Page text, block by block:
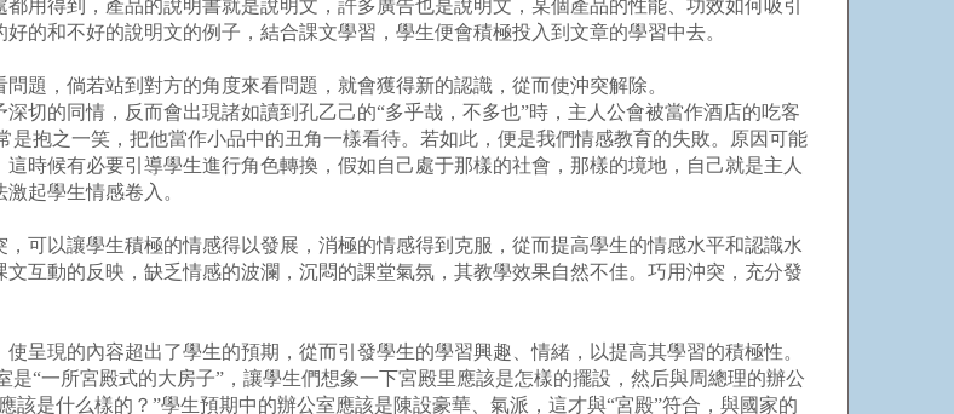
用得到，產品的說明書就是說明文，許多廣告也是說明文，某個產品的性能、功效如何吸引
的和不好的說明文的例子，結合課文學習，學生便會積極投入到文章的學習中去。
，倘若站到對方的角度來看問題，就會獲得新的認識，從而使沖突解除。
的同情，反而會出現諸如讀到孔乙己的“多乎哉，不多也”時，主人公會被當作酒店的吃客
抱之一笑，把他當作小品中的丑角一樣看待。若如此，便是我們情感教育的失敗。原因可能
時候有必要引導學生進行角色轉換，假如自己處于那樣的社會，那樣的境地，自己就是主人
起學生情感卷入。
以讓學生積極的情感得以發展，消極的情感得到克服，從而提高學生的情感水平和認識水
互動的反映，缺乏情感的波瀾，沉悶的課堂氣氛，其教學效果自然不佳。巧用沖突，充分發
現的內容超出了學生的預期，從而引發學生的學習興趣、情緒，以提高其學習的積極性。
“一所宮殿式的大房子”，讓學生們想象一下宮殿里應該是怎樣的擺設，然后與周總理的辦公
是什么樣的？”學生預期中的辦公室應該是陳設豪華、氣派，這才與“宮殿”符合，與國家的